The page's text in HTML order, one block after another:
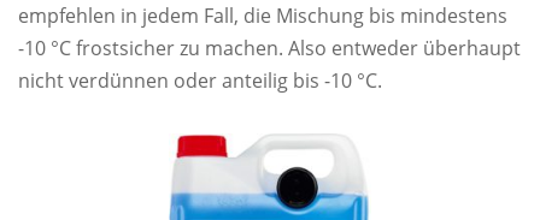
empfehlen in jedem Fall, die Mischung bis mindestens
-10 °C frostsicher zu machen. Also entweder überhaupt
nicht verdünnen oder anteilig bis -10 °C.